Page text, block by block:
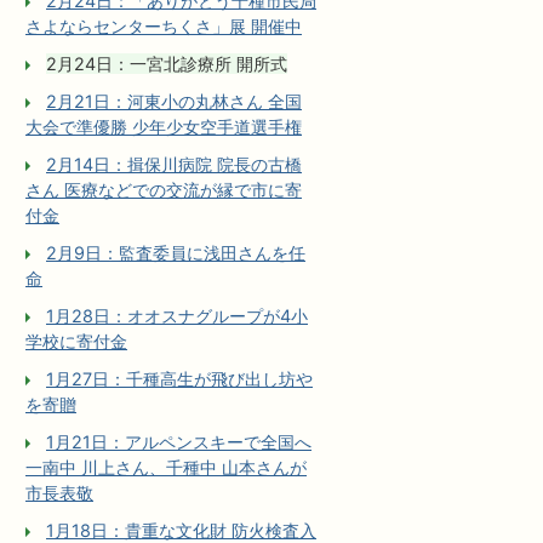
さよならセンターちくさ」展 開催中
2月24日：一宮北診療所 開所式
2月21日：河東小の丸林さん 全国
大会で準優勝 少年少女空手道選手権
2月14日：揖保川病院 院長の古橋
さん 医療などでの交流が縁で市に寄
付金
2月9日：監査委員に浅田さんを任
命
1月28日：オオスナグループが4小
学校に寄付金
1月27日：千種高生が飛び出し坊や
を寄贈
1月21日：アルペンスキーで全国へ
一南中 川上さん、千種中 山本さんが
市長表敬
1月18日：貴重な文化財 防火検査入